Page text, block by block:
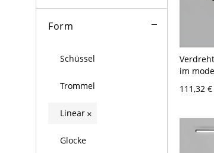
Form
Schüssel
Trommel
Linear ×
Glocke
im
111,32 €